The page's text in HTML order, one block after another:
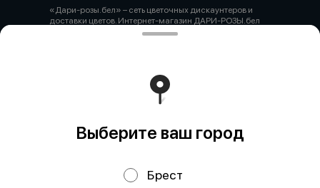
«Дари-розы.бел» – сеть цветочных дискаунтеров и
доставки цветов. Интернет-магазин ДАРИ-РОЗЫ.бел
зарегистрирован 06.12.2021 № 524431 в Торговом
выдано администрацией Первомайского района г.
Витебска от 12.10.2021 УНП 391926869 Мы принимаем
онлайн оплату. ВНИМАНИЕ перед оплатой уточняйте
наличие товара у менеджера.
Выберите ваш город
Брест